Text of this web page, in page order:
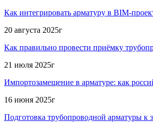
Как интегрировать арматуру в BIM-
20 августа 2025г
Как правильно провести приёмку
21 июля 2025г
Импортозамещение в арматуре: как
16 июня 2025г
Подготовка трубопроводной арматуры к